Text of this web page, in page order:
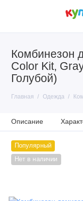
Комбинезон
Color Kit,
Голубой)
Главная Одежда
Описание
Популярный
Нет в наличии